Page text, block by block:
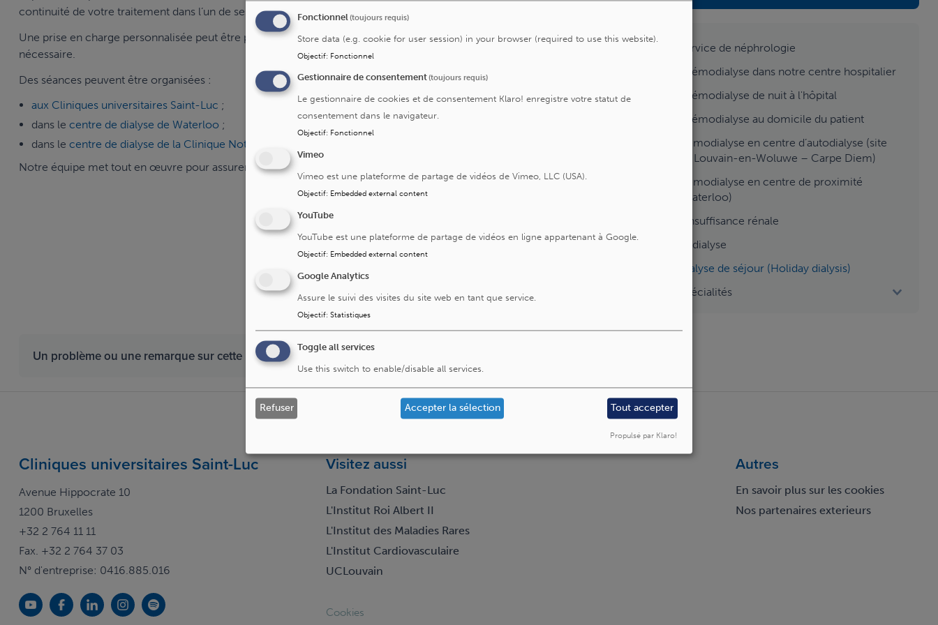
continuité de votre traitement dans l’un de ses centres.
Une prise en charge personnalisée peut être proposée, avec la possibilité de recourir à un service de traduction si
nécessaire.
Des séances peuvent être organisées :
aux Cliniques universitaires Saint-Luc ;
dans le centre de dialyse de Waterloo ;
dans le centre de dialyse de la Clinique Notre-Dame de Grâce (Gosselies)
Notre équipe met tout en œuvre pour assurer votre traitement dans des conditions optimales durant votre séjour.
aside
menu
Service de néphrologie
L'hémodialyse dans notre centre hospitalier
L'hémodialyse de nuit à l'hôpital
L'hémodialyse au domicile du patient
Hémodialyse en centre d’autodialyse (site
de Louvain-en-Woluwe – Carpe Diem)
Hémodialyse en centre de proximité
(Waterloo)
L'insuffisance rénale
La dialyse
Dialyse de séjour (Holiday dialysis)
Spécialités
Un problème ou une remarque sur cette page ? Dites-le-nous
Cliniques universitaires Saint-Luc
Avenue Hippocrate 10
1200 Bruxelles
+32 2 764 11 11
Fax. +32 2 764 37 03
N° d'entreprise: 0416.885.016
Visitez aussi
La Fondation Saint-Luc
L'Institut Roi Albert II
L'Institut des Maladies Rares
L'Institut Cardiovasculaire
UCLouvain
Autres
En savoir plus sur les cookies
Nos partenaires exterieurs
Footer
Cookies
Fonctionnel(toujours requis)
Store data (e.g. cookie for user session) in your browser (required to use this website).
Objectif: Fonctionnel
Gestionnaire de consentement(toujours requis)
Le gestionnaire de cookies et de consentement Klaro! enregistre votre statut de
consentement dans le navigateur.
Objectif: Fonctionnel
Vimeo
Vimeo est une plateforme de partage de vidéos de Vimeo, LLC (USA).
Objectif: Embedded external content
YouTube
YouTube est une plateforme de partage de vidéos en ligne appartenant à Google.
Objectif: Embedded external content
Google Analytics
Assure le suivi des visites du site web en tant que service.
Objectif: Statistiques
Toggle all services
Use this switch to enable/disable all services.
Refuser Accepter la sélection Tout accepter
Propulsé par Klaro!